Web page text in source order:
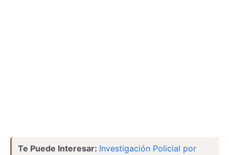
Te Puede Interesar: Investigación Policial por